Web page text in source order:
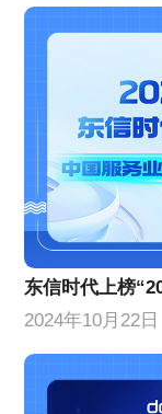
2024年10月22日